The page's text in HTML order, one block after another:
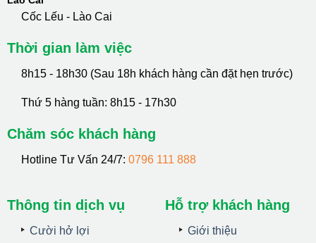
Cốc Lếu - Lào Cai
Thời gian làm việc
8h15 - 18h30 (Sau 18h khách hàng cần đặt hẹn trước)
Thứ 5 hàng tuần: 8h15 - 17h30
Chăm sóc khách hàng
Hotline Tư Vấn 24/7: 0796 111 888
Thông tin dịch vụ
Cười hở lợi
Hỗ trợ khách hàng
Giới thiệu